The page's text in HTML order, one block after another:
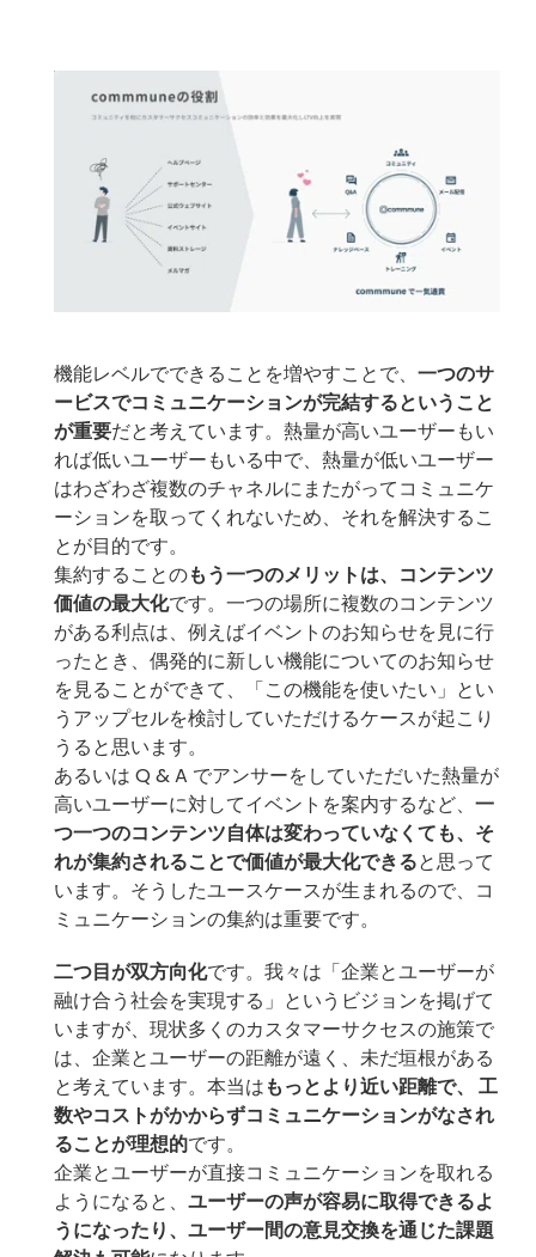
機能レベルでできることを増やすことで、 一つのサ
ービスでコミュニケーションが完結するということ
が重要だと考えています。熱量が高いユーザーもい
れば低いユーザーもいる中で、熱量が低いユーザー
はわざわざ複数のチャネルにまたがってコミュニケ
ーションを取ってくれないため、それを解決するこ
とが目的です。
集約することのもう一つのメリットは、コンテンツ
価値の最大化です。一つの場所に複数のコンテンツ
がある利点は、例えばイベントのお知らせを見に行
ったとき、偶発的に新しい機能についてのお知らせ
を見ることができて、「この機能を使いたい」とい
うアップセルを検討していただけるケースが起こり
うると思います。
あるいは Q & A でアンサーをしていただいた熱量が
高いユーザーに対してイベントを案内するなど、 一
つ一つのコンテンツ自体は変わっていなくても、そ
れが集約されることで価値が最大化できると思って
います。そうしたユースケースが生まれるので、コ
ミュニケーションの集約は重要です。
二つ目が双方向化です。我々は「企業とユーザーが
融け合う社会を実現する」というビジョンを掲げて
いますが、現状多くのカスタマーサクセスの施策で
は、企業とユーザーの距離が遠く、未だ垣根がある
と考えています。本当はもっとより近い距離で、 工
数やコストがかからずコミュニケーションがなされ
ることが理想的です。
企業とユーザーが直接コミュニケーションを取れる
ようになると、 ユーザーの声が容易に取得できるよ
うになったり、ユーザー間の意見交換を通じた課題